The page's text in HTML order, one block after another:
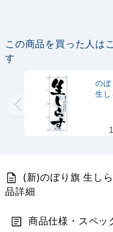
定番のぼり竿
この商品を買った人は
す
の
生し
(新)のぼり旗 生し
品詳細
商品仕様・スペッ